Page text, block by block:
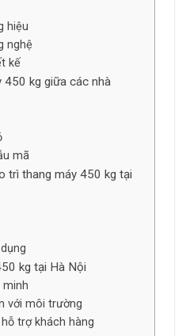
hiệu
nghệ
kế
450 kg giữa các nhà
mã
trì thang máy 450 kg tại
kg tại Hà Nội
minh
với môi trường
trợ khách hàng